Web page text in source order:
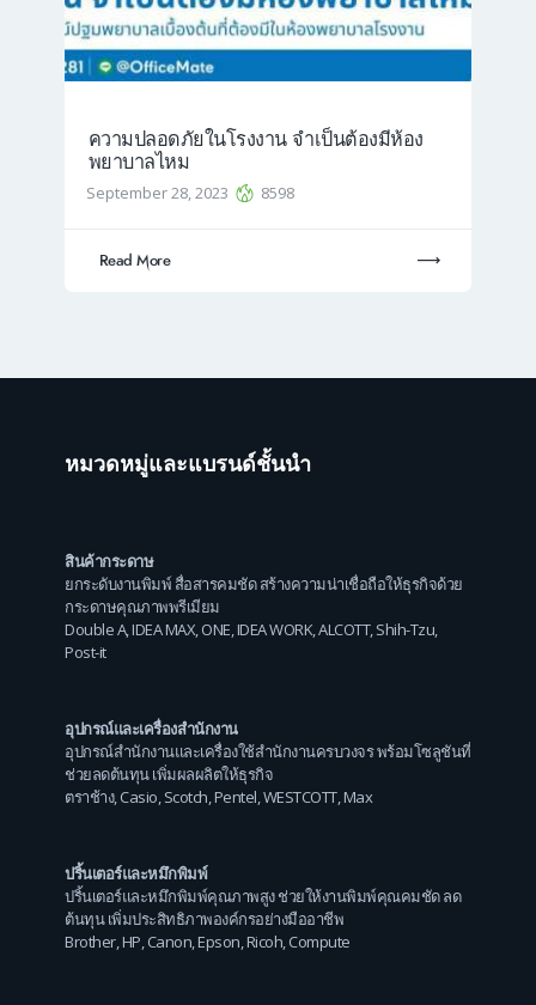
ความปลอดภัยในโรงงาน จำเป็นต้องมีห้อง
พยาบาลไหม
September 28, 2023 8598
Read More
หมวดหมู่และแบรนด์ชั้นนำ
สินค้ากระดาษ
ยกระดับงานพิมพ์ สื่อสารคมชัด สร้างความน่าเชื่อถือให้ธุรกิจด้วย
กระดาษคุณภาพพรีเมียม
Double A,IDEA MAX,ONE,IDEA WORK,ALCOTT,Shih-Tzu,
Post-it
อุปกรณ์และเครื่องสำนักงาน
อุปกรณ์สำนักงานและเครื่องใช้สำนักงานครบวงจร พร้อมโซลูชันที่
ช่วยลดต้นทุน เพิ่มผลผลิตให้ธุรกิจ
ตราช้าง,Casio,Scotch,Pentel,WESTCOTT,Max
ปริ้นเตอร์และหมึกพิมพ์
ปริ้นเตอร์และหมึกพิมพ์คุณภาพสูง ช่วยให้งานพิมพ์คุณคมชัด ลด
ต้นทุน เพิ่มประสิทธิภาพองค์กรอย่างมืออาชีพ
Brother,HP,Canon,Epson,Ricoh,Compute